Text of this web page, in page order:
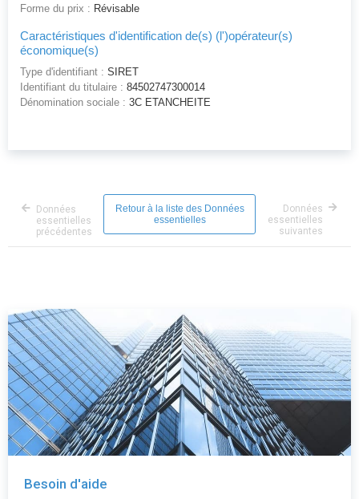
Forme du prix : Révisable
Caractéristiques d'identification de(s) (l')opérateur(s)
économique(s)
Type d'identifiant : SIRET
Identifiant du titulaire : 84502747300014
Dénomination sociale : 3C ETANCHEITE
Données
essentielles
précédentes
Retour à la liste des Données
essentielles
Données
essentielles
suivantes
Besoin d'aide